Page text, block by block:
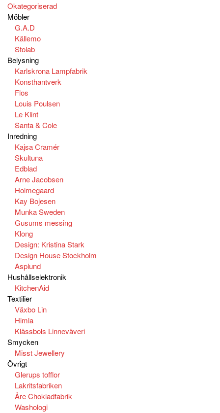
Okategoriserad
Möbler
G.A.D
Källemo
Stolab
Belysning
Karlskrona Lampfabrik
Konsthantverk
Flos
Louis Poulsen
Le Klint
Santa & Cole
Inredning
Kajsa Cramér
Skultuna
Edblad
Arne Jacobsen
Holmegaard
Kay Bojesen
Munka Sweden
Gusums messing
Klong
Design: Kristina Stark
Design House Stockholm
Asplund
Hushållselektronik
KitchenAid
Textilier
Växbo Lin
Himla
Klässbols Linneväveri
Smycken
Misst Jewellery
Övrigt
Glerups tofflor
Lakritsfabriken
Åre Chokladfabrik
Washologi